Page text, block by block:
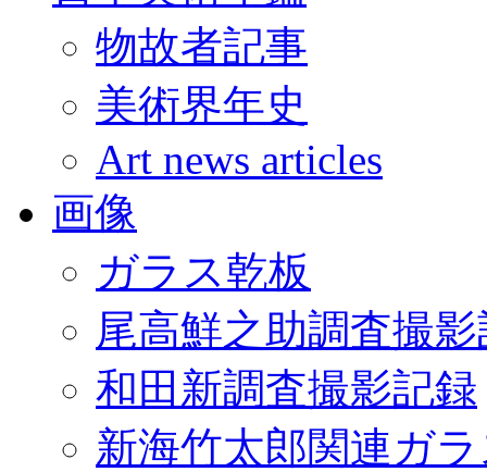
物故者記事
美術界年史
Art news articles
画像
ガラス乾板
尾高鮮之助調査撮
和田新調査撮影記録
新海竹太郎関連ガ